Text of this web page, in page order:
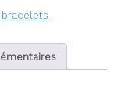
bracelets